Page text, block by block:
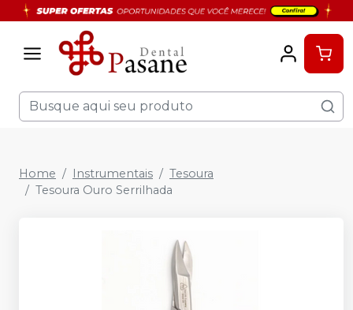
Home Instrumentais
Tesoura
Tesoura Ouro Serrilhada